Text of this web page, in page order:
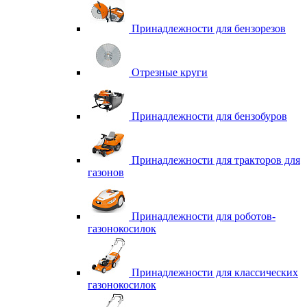
Принадлежности для бензорезов
Отрезные круги
Принадлежности для бензобуров
Принадлежности для тракторов для
газонов
Принадлежности для роботов-
газонокосилок
Принадлежности для классических
газонокосилок